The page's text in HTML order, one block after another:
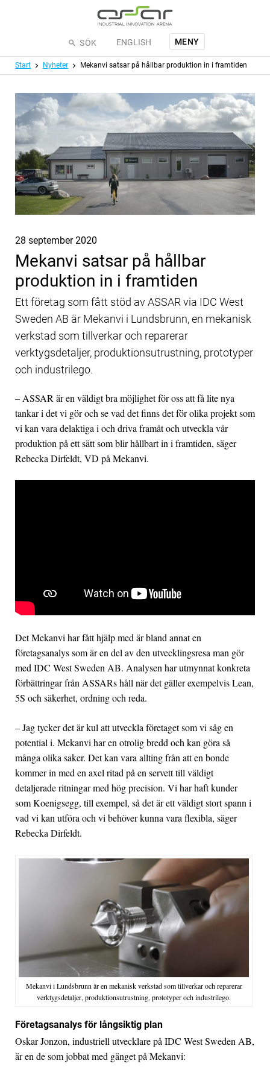
SÖK ENGLISH MENY
Meny
Start Nyheter Mekanvi satsar på hållbar produktion in i framtiden
Publicerat
28 september 2020
Mekanvi satsar på hållbar
produktion in i framtiden
Ett företag som fått stöd av ASSAR via IDC West
Sweden AB är Mekanvi i Lundsbrunn, en mekanisk
verkstad som tillverkar och reparerar
verktygsdetaljer, produktionsutrustning, prototyper
och industrilego.
– ASSAR är en väldigt bra möjlighet för oss att få lite nya
tankar i det vi gör och se vad det finns det för olika projekt som
vi kan vara delaktiga i och driva framåt och utveckla vår
produktion på ett sätt som blir hållbart in i framtiden, säger
Rebecka Dirfeldt, VD på Mekanvi.
Det Mekanvi har fått hjälp med är bland annat en
företagsanalys som är en del av den utvecklingsresa man gör
med IDC West Sweden AB. Analysen har utmynnat konkreta
förbättringar från ASSARs håll när det gäller exempelvis Lean,
5S och säkerhet, ordning och reda.
– Jag tycker det är kul att utveckla företaget som vi såg en
potential i. Mekanvi har en otrolig bredd och kan göra så
många olika saker. Det kan vara allting från att en bonde
kommer in med en axel ritad på en servett till väldigt
detaljerade ritningar med hög precision. Vi har haft kunder
som Koenigsegg, till exempel, så det är ett väldigt stort spann i
vad vi kan utföra och vi behöver kunna vara flexibla, säger
Rebecka Dirfeldt.
Mekanvi i Lundsbrunn är en mekanisk verkstad som tillverkar och reparerar
verktygsdetaljer, produktionsutrustning, prototyper och industrilego.
Företagsanalys för långsiktig plan
Oskar Jonzon, industriell utvecklare på IDC West Sweden AB,
är en de som jobbat med gänget på Mekanvi: